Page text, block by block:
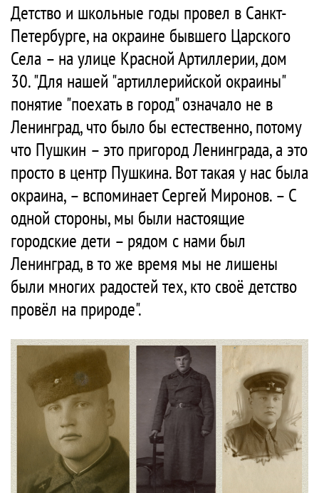
Детство и школьные годы провел в Санкт-
Петербурге, на окраине бывшего Царского
Села – на улице Красной Артиллерии, дом
30. "Для нашей "артиллерийской окраины"
понятие "поехать в город" означало не в
Ленинград, что было бы естественно, потому
что Пушкин – это пригород Ленинграда, а это
просто в центр Пушкина. Вот такая у нас была
окраина, – вспоминает Сергей Миронов. – С
одной стороны, мы были настоящие
городские дети – рядом с нами был
Ленинград, в то же время мы не лишены
были многих радостей тех, кто своё детство
провёл на природе".